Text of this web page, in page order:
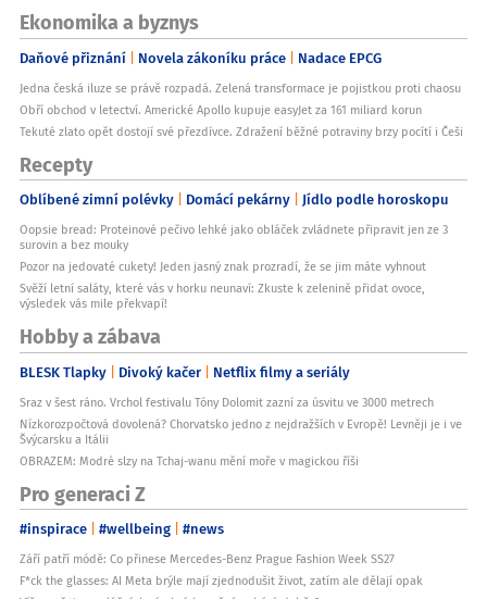
Ekonomika a byznys
Daňové přiznání Novela zákoníku práce Nadace EPCG
Jedna česká iluze se právě rozpadá. Zelená transformace je pojistkou proti chaosu
Obří obchod v letectví. Americké Apollo kupuje easyJet za 161 miliard korun
Tekuté zlato opět dostojí své přezdívce. Zdražení běžné potraviny brzy pocítí i Češi
Recepty
Oblíbené zimní polévky Domácí pekárny Jídlo podle horoskopu
Oopsie bread: Proteinové pečivo lehké jako obláček zvládnete připravit jen ze 3
surovin a bez mouky
Pozor na jedovaté cukety! Jeden jasný znak prozradí, že se jim máte vyhnout
Svěží letní saláty, které vás v horku neunaví: Zkuste k zelenině přidat ovoce,
výsledek vás mile překvapí!
Hobby a zábava
BLESK Tlapky Divoký kačer Netflix filmy a seriály
Sraz v šest ráno. Vrchol festivalu Tóny Dolomit zazní za úsvitu ve 3000 metrech
Nízkorozpočtová dovolená? Chorvatsko jedno z nejdražších v Evropě! Levněji je i ve
Švýcarsku a Itálii
OBRAZEM: Modré slzy na Tchaj-wanu mění moře v magickou říši
Pro generaci Z
#inspirace #wellbeing #news
Září patří módě: Co přinese Mercedes-Benz Prague Fashion Week SS27
F*ck the glasses: AI Meta brýle mají zjednodušit život, zatím ale dělají opak